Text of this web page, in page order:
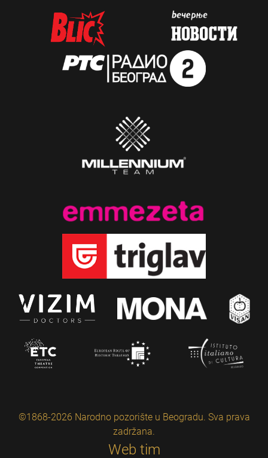
©1868-2026 Narodno pozorište u Beogradu. Sva prava
zadržana.
Web tim